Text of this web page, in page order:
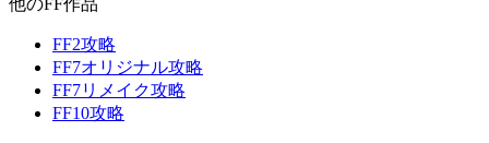
他のFF作品
FF2攻略
FF7オリジナル攻略
FF7リメイク攻略
FF10攻略